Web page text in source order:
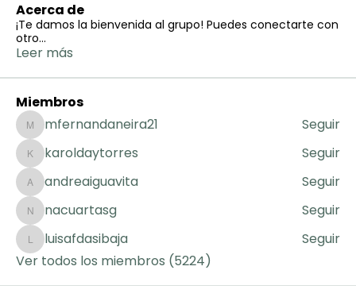
Acerca de
¡Te damos la bienvenida al grupo! Puedes conectarte con
otro...
Leer más
Miembros
mfernandaneira21
mfernandaneira21 Seguir
karoldaytorres
karoldaytorres Seguir
andreaiguavita
andreaiguavita Seguir
nacuartasg
nacuartasg Seguir
luisafdasibaja
luisafdasibaja
Seguir
Ver todos los miembros (5224)